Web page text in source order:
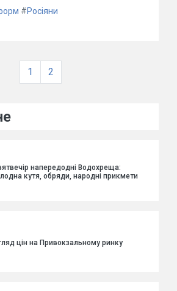
#Росіяни
1 2
напередодні Водохреща:
кутя, обряди, народні прикмети
цін на Привокзальному ринку